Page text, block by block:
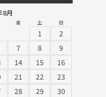
8月
金 土 日
1
2
7 8
9
14 15
16
21 22
23
28 29
30